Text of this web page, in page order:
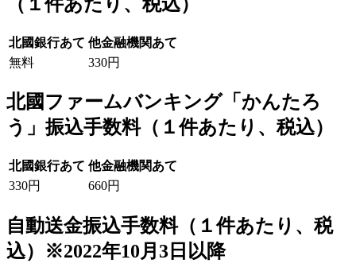
北國銀行あて 他金融機関あて
無料
330円
北國ファームバンキング「かんたろ
う」振込手数料（１件あたり、税込）
北國銀行あて 他金融機関あて
330円
660円
自動送金振込手数料（１件あたり、税
込）※2022年10月3日以降